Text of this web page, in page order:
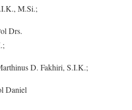
M.Si.;
Drs.
D. Fakhiri, S.I.K.;
Daniel